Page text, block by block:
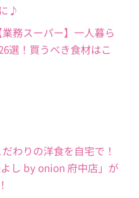
♪
務スーパー】一人暮ら
選！買うべき食材はこ
わりの洋食を自宅で！
よし by onion 府中店」が